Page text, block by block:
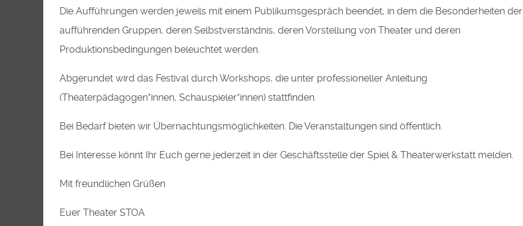
Die Aufführungen werden jeweils mit einem Publikumsgespräch beendet, in dem die Besonderheiten der
aufführenden Gruppen, deren Selbstverständnis, deren Vorstellung von Theater und deren
Produktionsbedingungen beleuchtet werden.
Abgerundet wird das Festival durch Workshops, die unter professioneller Anleitung
(Theaterpädagogen*innen, Schauspieler*innen) stattfinden.
Bei Bedarf bieten wir Übernachtungsmöglichkeiten. Die Veranstaltungen sind öffentlich.
Bei Interesse könnt Ihr Euch gerne jederzeit in der Geschäftsstelle der Spiel & Theaterwerkstatt melden.
Mit freundlichen Grüßen
Euer Theater STOA